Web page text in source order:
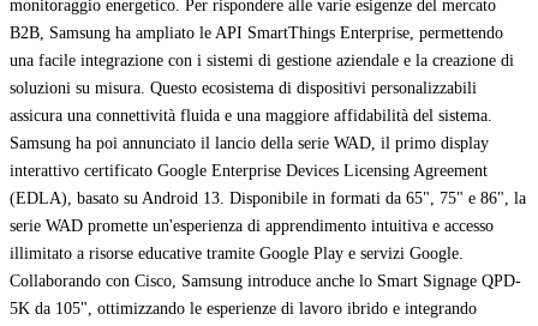
monitoraggio energetico. Per rispondere alle varie esigenze del mercato
B2B, Samsung ha ampliato le API SmartThings Enterprise, permettendo
una facile integrazione con i sistemi di gestione aziendale e la creazione di
soluzioni su misura. Questo ecosistema di dispositivi personalizzabili
assicura una connettività fluida e una maggiore affidabilità del sistema.
Samsung ha poi annunciato il lancio della serie WAD, il primo display
interattivo certificato Google Enterprise Devices Licensing Agreement
(EDLA), basato su Android 13. Disponibile in formati da 65", 75" e 86", la
serie WAD promette un'esperienza di apprendimento intuitiva e accesso
illimitato a risorse educative tramite Google Play e servizi Google.
Collaborando con Cisco, Samsung introduce anche lo Smart Signage QPD-
5K da 105", ottimizzando le esperienze di lavoro ibrido e integrando